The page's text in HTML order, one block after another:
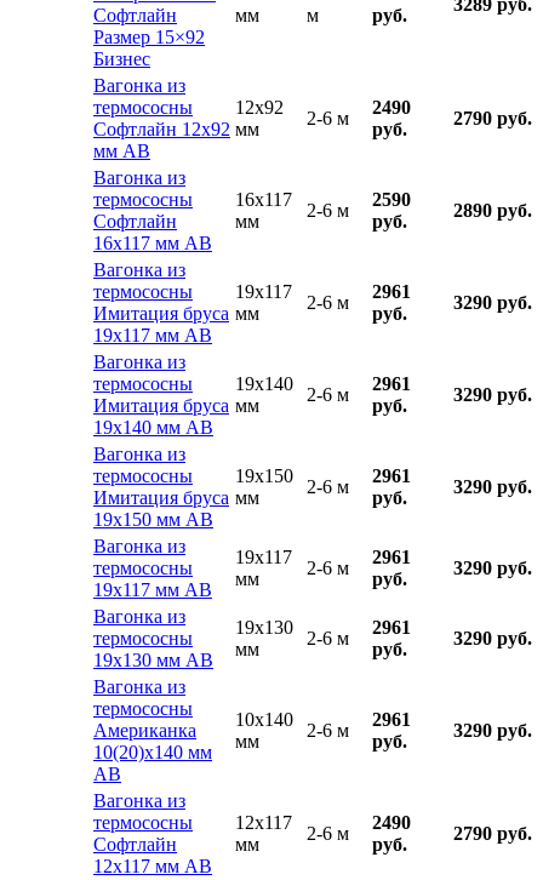
Софтлайн
Размер 15×92
Бизнес
мм
м
руб.
Вагонка из
термососны
Софтлайн 12х92
мм АВ
12x92
мм
2-6 м
2490
руб.
2790 руб.
Вагонка из
термососны
Софтлайн
16х117 мм АВ
16x117
мм
2-6 м
2590
руб.
2890 руб.
Вагонка из
термососны
Имитация бруса
19х117 мм АВ
19x117
мм
2-6 м
2961
руб.
3290 руб.
Вагонка из
термососны
Имитация бруса
19х140 мм АВ
19x140
мм
2-6 м
2961
руб.
3290 руб.
Вагонка из
термососны
Имитация бруса
19х150 мм АВ
19x150
мм
2-6 м
2961
руб.
3290 руб.
Вагонка из
термососны
19х117 мм АВ
19x117
мм
2-6 м
2961
руб.
3290 руб.
Вагонка из
термососны
19х130 мм АВ
19x130
мм
2-6 м
2961
руб.
3290 руб.
Вагонка из
термососны
Американка
10(20)х140 мм
АВ
10x140
мм
2-6 м
2961
руб.
3290 руб.
Вагонка из
термососны
Софтлайн
12х117 мм АВ
12x117
мм
2-6 м
2490
руб.
2790 руб.